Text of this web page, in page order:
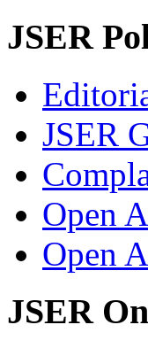
JSER
JSER
Open
Open
JSER